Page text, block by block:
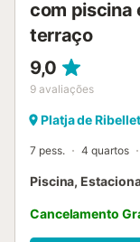
com piscina
terraço
9,0
9 avaliações
Platja de
7 pess. 4 quartos
Piscina,
Cancelamento